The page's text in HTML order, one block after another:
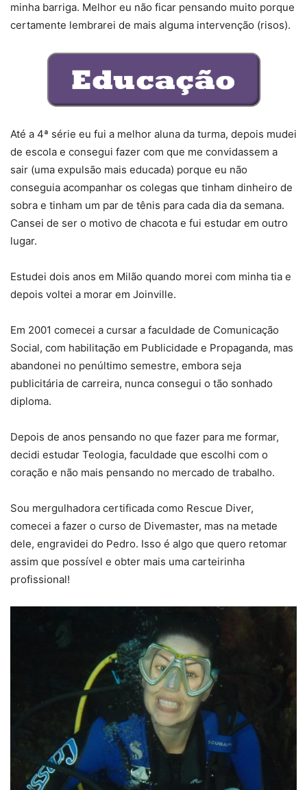
minha barriga. Melhor eu não ficar pensando muito porque
certamente lembrarei de mais alguma intervenção (risos).
Até a 4ª série eu fui a melhor aluna da turma, depois mudei
de escola e consegui fazer com que me convidassem a
sair (uma expulsão mais educada) porque eu não
conseguia acompanhar os colegas que tinham dinheiro de
sobra e tinham um par de tênis para cada dia da semana.
Cansei de ser o motivo de chacota e fui estudar em outro
lugar.
Estudei dois anos em Milão quando morei com minha tia e
depois voltei a morar em Joinville.
Em 2001 comecei a cursar a faculdade de Comunicação
Social, com habilitação em Publicidade e Propaganda, mas
abandonei no penúltimo semestre, embora seja
publicitária de carreira, nunca consegui o tão sonhado
diploma.
Depois de anos pensando no que fazer para me formar,
decidi estudar Teologia, faculdade que escolhi com o
coração e não mais pensando no mercado de trabalho.
Sou mergulhadora certificada como Rescue Diver,
comecei a fazer o curso de Divemaster, mas na metade
dele, engravidei do Pedro. Isso é algo que quero retomar
assim que possível e obter mais uma carteirinha
profissional!